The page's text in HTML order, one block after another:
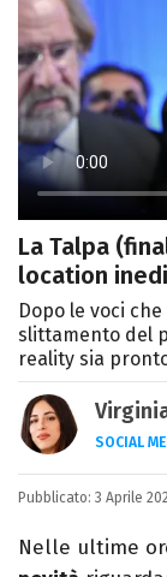
La Talpa
location
Dopo le voci
slittamento del
reality sia
SOCIAL
Una
Pubblicato: 3 Aprile
Nelle ultime